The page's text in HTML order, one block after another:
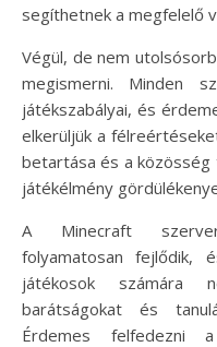
segíthetnek a megfelelő
Végül, de nem
megismerni. Minden
játékszabályai, és
elkerüljük a
betartása és a
játékélmény
A Minecraft
folyamatosan fejlődik,
játékosok számára
barátságokat és
Érdemes felfedezni